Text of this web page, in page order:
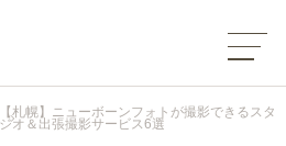
【札幌】ニューボーンフォトが撮影できるスタ
ジオ＆出張撮影サービス6選